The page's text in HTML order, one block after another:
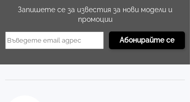
Запишете се за известия за нови модели и
промоции